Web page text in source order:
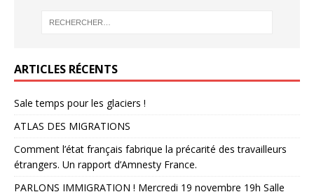
ARTICLES RÉCENTS
Sale temps pour les glaciers !
ATLAS DES MIGRATIONS
Comment l’état français fabrique la précarité des travailleurs
étrangers. Un rapport d’Amnesty France.
PARLONS IMMIGRATION ! Mercredi 19 novembre 19h Salle